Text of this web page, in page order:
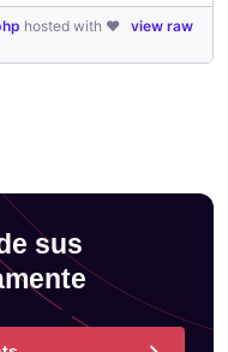
view raw
hosted with ❤
sus